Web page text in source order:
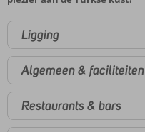
Ligging
Algemeen & faciliteiten
Restaurants & bars